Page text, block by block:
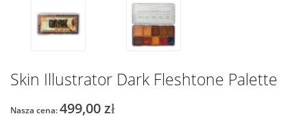
Skin Illustrator Dark Fleshtone Palette
Nasza cena: 499,00 zł